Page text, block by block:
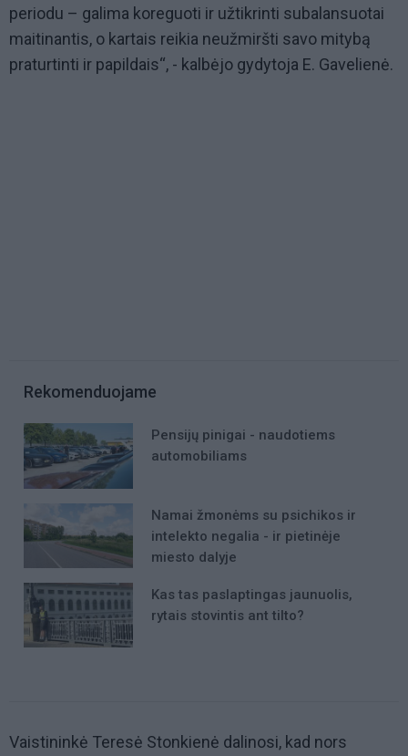
periodu – galima koreguoti ir užtikrinti subalansuotai
maitinantis, o kartais reikia neužmiršti savo mitybą
praturtinti ir papildais“, - kalbėjo gydytoja E. Gavelienė.
Rekomenduojame
Pensijų pinigai - naudotiems
automobiliams
Namai žmonėms su psichikos ir
intelekto negalia - ir pietinėje
miesto dalyje
Kas tas paslaptingas jaunuolis,
rytais stovintis ant tilto?
Vaistininkė Teresė Stonkienė dalinosi, kad nors